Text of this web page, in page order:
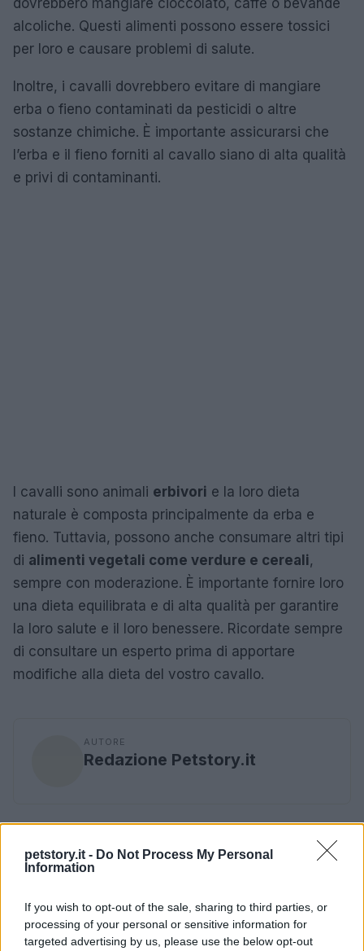
petstory.it - Do Not Process My Personal
Information
If you wish to opt-out of the sale, sharing to third parties, or
processing of your personal or sensitive information for
targeted advertising by us, please use the below opt-out
dovrebbero mangiare cioccolato, caffè o bevande
alcoliche. Questi alimenti possono essere tossici
per loro e causare problemi di salute.
Inoltre, i cavalli dovrebbero evitare di mangiare
erba o fieno contaminati da pesticidi o altre
sostanze chimiche. È importante assicurarsi che
l’erba e il fieno forniti al cavallo siano di alta qualità
e privi di contaminanti.
I cavalli sono animali erbivori e la loro dieta
naturale è composta principalmente da erba e
fieno. Tuttavia, possono anche consumare altri tipi
di alimenti vegetali come verdure e cereali,
sempre con moderazione. È importante fornire loro
una dieta equilibrata e di alta qualità per garantire
la loro salute e il loro benessere. Ricordate sempre
di consultare un esperto prima di apportare
modifiche alla dieta del vostro cavallo.
AUTORE
Redazione Petstory.it